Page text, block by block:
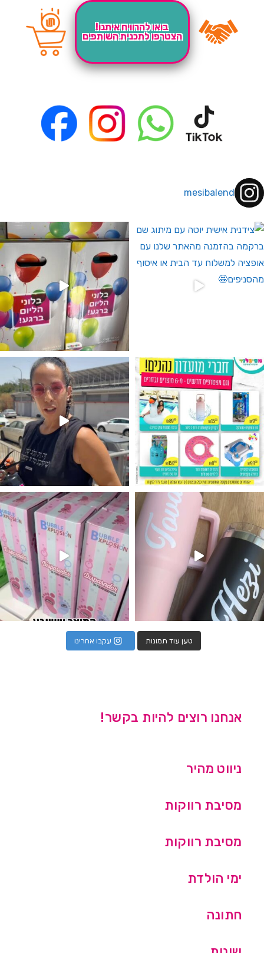
בואו להרוויח איתנו!
הצטרפו לתכנית השותפים
mesibalend
לחברי מועדון ומצטרפים חדשים🤍
מין העובר רק במסיבלנד !! קיים
מטף לגילוי מין העובר חזר למלא
טען עוד תמונות עקבו אחרינו
אנחנו רוצים להיות בקשר!
ניווט מהיר
מסיבת רווקות
מסיבת רווקות
ימי הולדת
חתונה